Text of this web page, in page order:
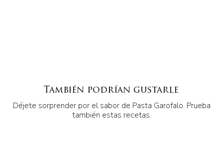
También podrían gustarle
Déjete sorprender por el sabor de Pasta Garofalo. Prueba
también estas recetas.